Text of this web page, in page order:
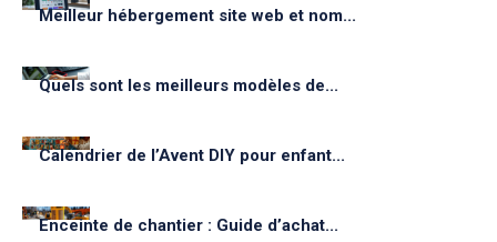
Meilleur hébergement site web et nom...
Quels sont les meilleurs modèles de...
Calendrier de l’Avent DIY pour enfant...
Enceinte de chantier : Guide d’achat...